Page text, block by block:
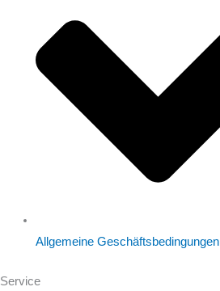
Allgemeine Geschäftsbedingungen
Service